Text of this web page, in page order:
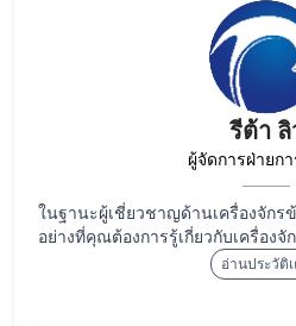
รีต้า
ผู้จัดการฝ่ายก
ในฐานะผู้เชี่ยวชาญด้านเครื่องจัก
อย่างที่คุณต้องการรู้เกี่ยวกับเครื่องจั
อ่านประวัติ